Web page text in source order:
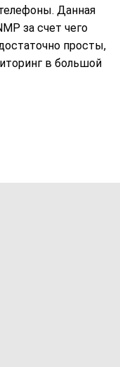
Данная
за счет чего
просты,
в большой